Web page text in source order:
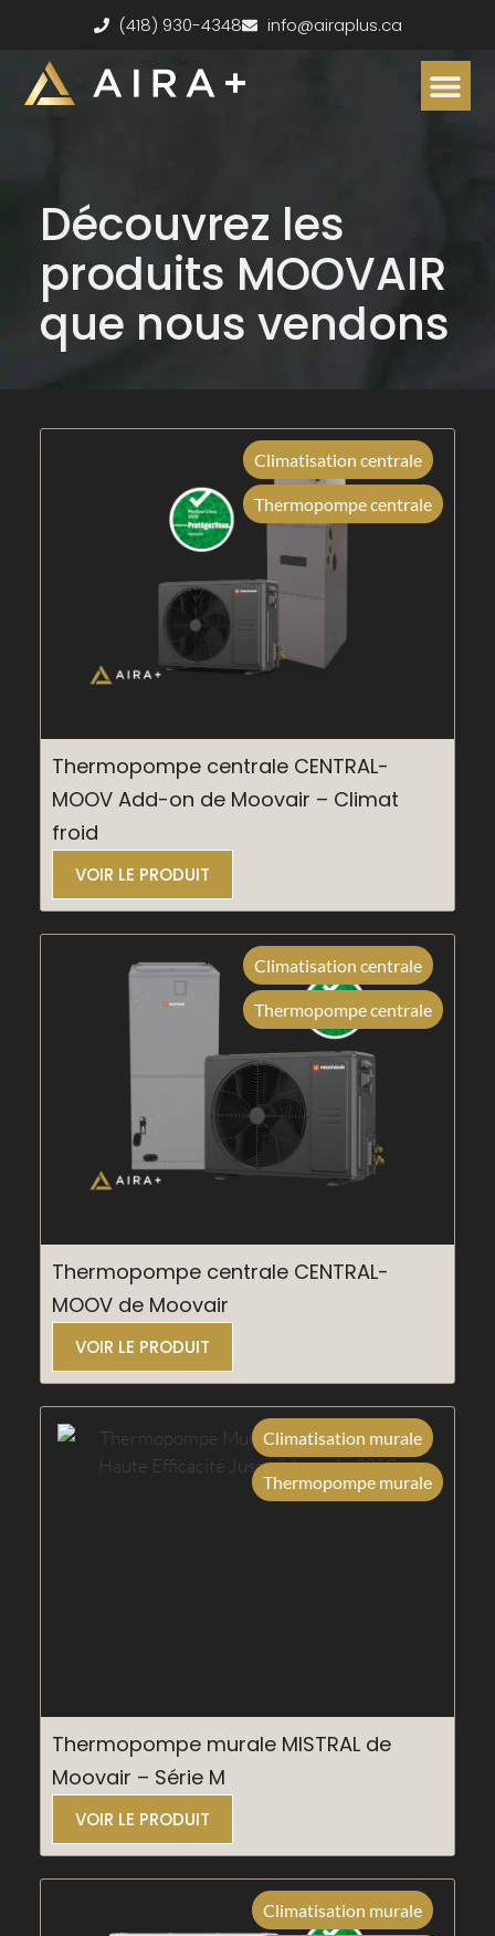
(418) 930-4348 info@airaplus.ca
Découvrez les
produits MOOVAIR
que nous vendons
Climatisation centrale
Thermopompe centrale
Thermopompe centrale CENTRAL-
MOOV Add-on de Moovair – Climat
froid
VOIR LE PRODUIT
Climatisation centrale
Thermopompe centrale
Thermopompe centrale CENTRAL-
MOOV de Moovair
VOIR LE PRODUIT
Climatisation murale
Thermopompe murale
Thermopompe murale MISTRAL de
Moovair – Série M
VOIR LE PRODUIT
Climatisation murale